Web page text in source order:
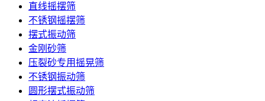
直线摇摆筛
不锈钢摇摆筛
摆式振动筛
金刚砂筛
压裂砂专用摇晃筛
不锈钢振动筛
圆形摆式振动筛